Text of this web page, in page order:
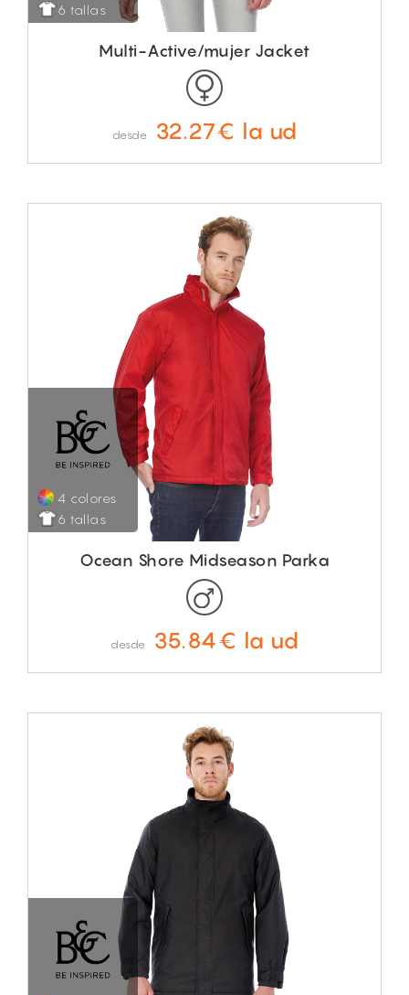
6 tallas
Multi-Active/mujer Jacket
desde 32.27€ la ud
4 colores
6 tallas
Ocean Shore Midseason Parka
desde 35.84€ la ud